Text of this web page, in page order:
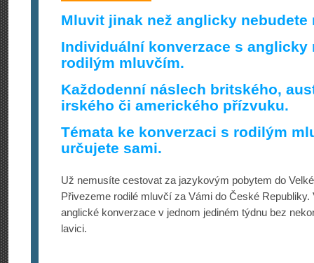
Mluvit jinak než anglicky nebudete
Individuální konverzace s anglicky
rodilým mluvčím.
Každodenní náslech britského,
irského či amerického přízvuku.
Témata ke konverzaci s rodilým
určujete sami.
Už nemusíte cestovat za jazykovým pobytem do
Přivezeme rodilé mluvčí za Vámi do České
anglické konverzace v jednom jediném týdnu bez
lavici.